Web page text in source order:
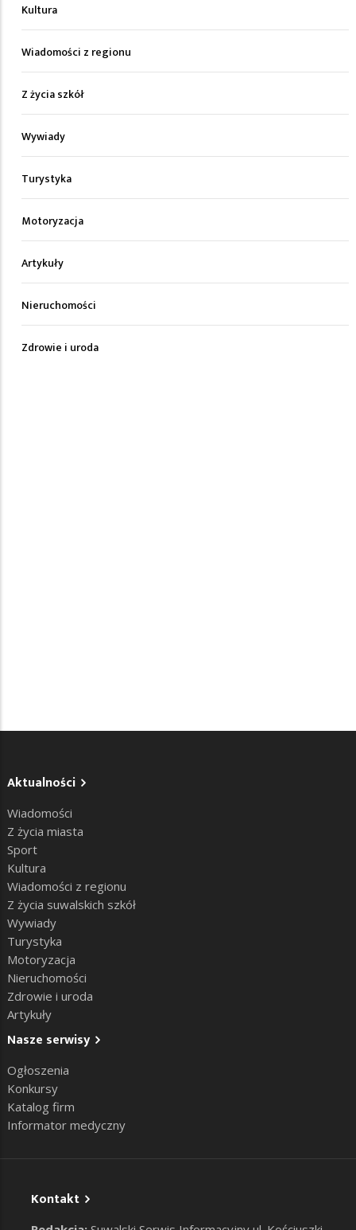
Kultura
Wiadomości z regionu
Z życia szkół
Wywiady
Turystyka
Motoryzacja
Artykuły
Nieruchomości
Zdrowie i uroda
Aktualności
Wiadomości
Z życia miasta
Sport
Kultura
Wiadomości z regionu
Z życia suwalskich szkół
Wywiady
Turystyka
Motoryzacja
Nieruchomości
Zdrowie i uroda
Artykuły
Nasze serwisy
Ogłoszenia
Konkursy
Katalog firm
Informator medyczny
Kontakt